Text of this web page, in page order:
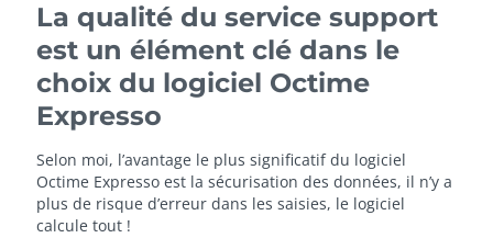
La qualité du service support
est un élément clé dans le
choix du logiciel Octime
Expresso
Selon moi, l’avantage le plus significatif du logiciel
Octime Expresso est la sécurisation des données, il n’y a
plus de risque d’erreur dans les saisies, le logiciel
calcule tout !